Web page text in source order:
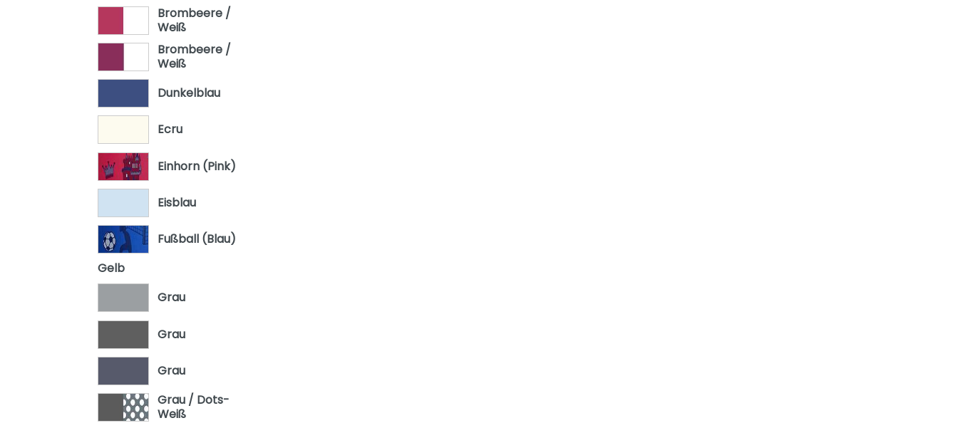
Brombeere /
Weiß
Brombeere /
Weiß
Dunkelblau
Ecru
Einhorn (Pink)
Eisblau
Fußball (Blau)
Gelb
Grau
Grau
Grau
Grau / Dots-
Weiß